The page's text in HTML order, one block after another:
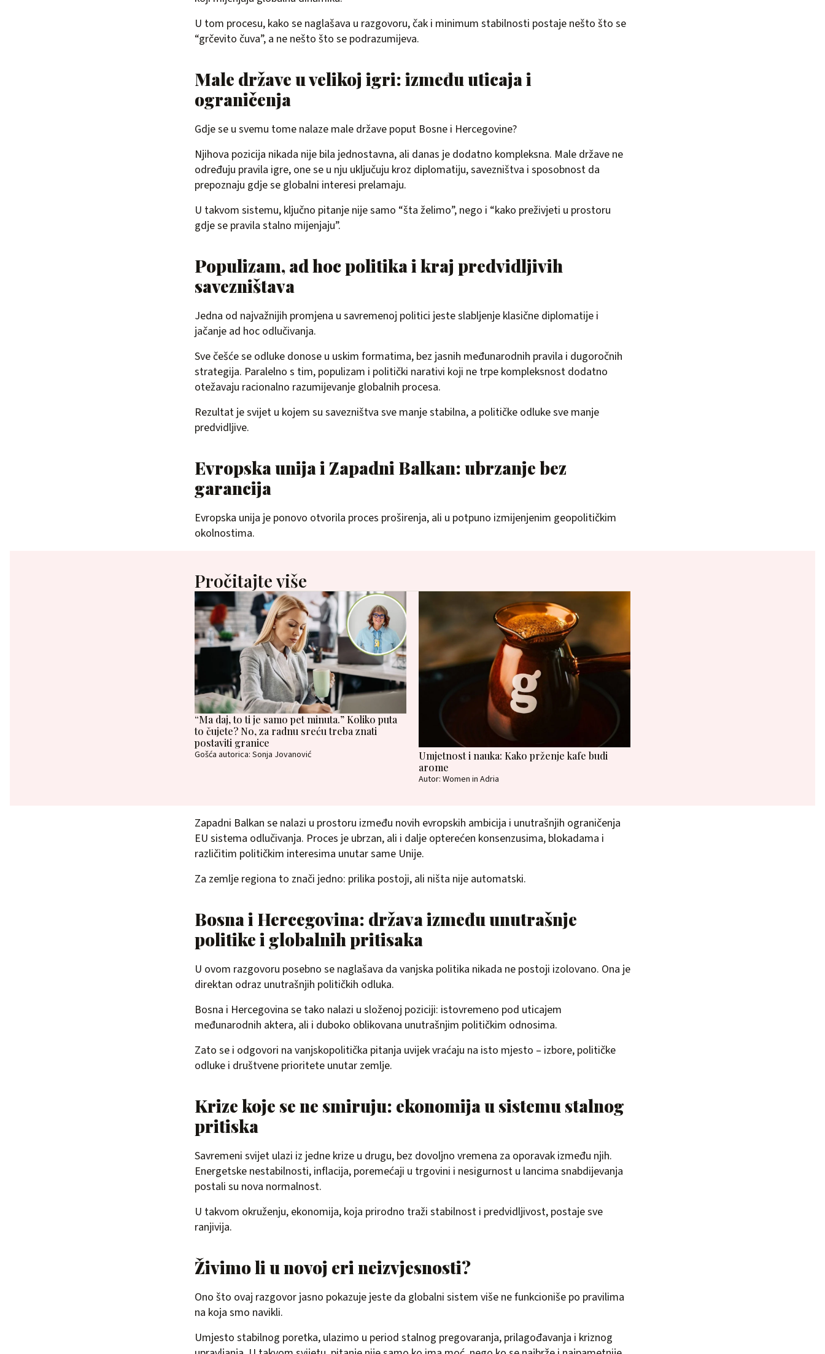
U tom procesu, kako se naglašava u razgovoru, čak i minimum stabilnosti postaje nešto što se
“grčevito čuva”, a ne nešto što se podrazumijeva.
Male države u velikoj igri: između uticaja i
ograničenja
Gdje se u svemu tome nalaze male države poput Bosne i Hercegovine?
Njihova pozicija nikada nije bila jednostavna, ali danas je dodatno kompleksna. Male države ne
određuju pravila igre, one se u nju uključuju kroz diplomatiju, savezništva i sposobnost da
prepoznaju gdje se globalni interesi prelamaju.
U takvom sistemu, ključno pitanje nije samo “šta želimo”, nego i “kako preživjeti u prostoru
gdje se pravila stalno mijenjaju”.
Populizam, ad hoc politika i kraj predvidljivih
savezništava
Jedna od najvažnijih promjena u savremenoj politici jeste slabljenje klasične diplomatije i
jačanje ad hoc odlučivanja.
Sve češće se odluke donose u uskim formatima, bez jasnih međunarodnih pravila i dugoročnih
strategija. Paralelno s tim, populizam i politički narativi koji ne trpe kompleksnost dodatno
otežavaju racionalno razumijevanje globalnih procesa.
Rezultat je svijet u kojem su savezništva sve manje stabilna, a političke odluke sve manje
predvidljive.
Evropska unija i Zapadni Balkan: ubrzanje bez
garancija
Evropska unija je ponovo otvorila proces proširenja, ali u potpuno izmijenjenim geopolitičkim
okolnostima.
Pročitajte više
“Ma daj, to ti je samo pet minuta.” Koliko puta
to čujete? No, za radnu sreću treba znati
postaviti granice
Gošća autorica: Sonja Jovanović
Umjetnost i nauka: Kako prženje kafe budi
arome
Autor: Women in Adria
Zapadni Balkan se nalazi u prostoru između novih evropskih ambicija i unutrašnjih ograničenja
EU sistema odlučivanja. Proces je ubrzan, ali i dalje opterećen konsenzusima, blokadama i
različitim političkim interesima unutar same Unije.
Za zemlje regiona to znači jedno: prilika postoji, ali ništa nije automatski.
Bosna i Hercegovina: država između unutrašnje
politike i globalnih pritisaka
U ovom razgovoru posebno se naglašava da vanjska politika nikada ne postoji izolovano. Ona je
direktan odraz unutrašnjih političkih odluka.
Bosna i Hercegovina se tako nalazi u složenoj poziciji: istovremeno pod uticajem
međunarodnih aktera, ali i duboko oblikovana unutrašnjim političkim odnosima.
Zato se i odgovori na vanjskopolitička pitanja uvijek vraćaju na isto mjesto – izbore, političke
odluke i društvene prioritete unutar zemlje.
Krize koje se ne smiruju: ekonomija u sistemu stalnog
pritiska
Savremeni svijet ulazi iz jedne krize u drugu, bez dovoljno vremena za oporavak između njih.
Energetske nestabilnosti, inflacija, poremećaji u trgovini i nesigurnost u lancima snabdijevanja
postali su nova normalnost.
U takvom okruženju, ekonomija, koja prirodno traži stabilnost i predvidljivost, postaje sve
ranjivija.
Živimo li u novoj eri neizvjesnosti?
Ono što ovaj razgovor jasno pokazuje jeste da globalni sistem više ne funkcioniše po pravilima
na koja smo navikli.
Umjesto stabilnog poretka, ulazimo u period stalnog pregovaranja, prilagođavanja i kriznog